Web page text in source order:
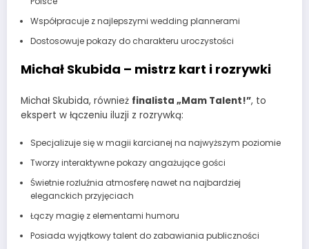
Współpracuje z najlepszymi wedding plannerami
Dostosowuje pokazy do charakteru uroczystości
Michał Skubida – mistrz kart i rozrywki
Michał Skubida, również finalista „Mam Talent!”, to
ekspert w łączeniu iluzji z rozrywką:
Specjalizuje się w magii karcianej na najwyższym poziomie
Tworzy interaktywne pokazy angażujące gości
Świetnie rozluźnia atmosferę nawet na najbardziej
eleganckich przyjęciach
Łączy magię z elementami humoru
Posiada wyjątkowy talent do zabawiania publiczności